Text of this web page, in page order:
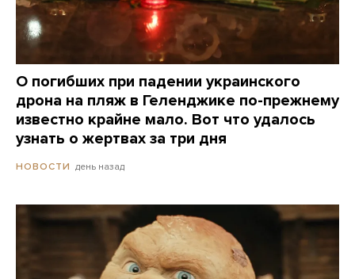
О погибших при падении украинского
дрона на пляж в Геленджике по-прежнему
известно крайне мало. Вот что удалось
узнать о жертвах за три дня
НОВОСТИ день назад